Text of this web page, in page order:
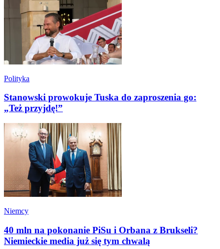
Polityka
Stanowski prowokuje Tuska do zaproszenia go:
„Też przyjdę!”
Niemcy
40 mln na pokonanie PiSu i Orbana z Brukseli?
Niemieckie media już się tym chwalą